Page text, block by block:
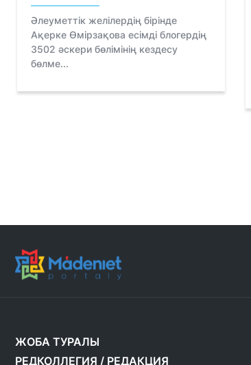
Әлеуметтік желілердің бірінде
Ақерке Өмірзақова есімді блогердің
3502 әскери бөлімінің кездесу
бөлме...
ЖОБА ТУРАЛЫ
РЕДКОЛЛЕГИЯ / РЕДАКЦИЯ